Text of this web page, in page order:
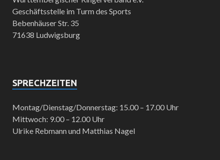
Geschäftsstelle im Turm des Sports
Bebenhäuser Str. 35
71638 Ludwigsburg
SPRECHZEITEN
Montag/Dienstag/Donnerstag: 15.00 – 17.00 Uhr
Mittwoch: 9.00 – 12.00 Uhr
Ulrike Rebmann und Matthias Nagel